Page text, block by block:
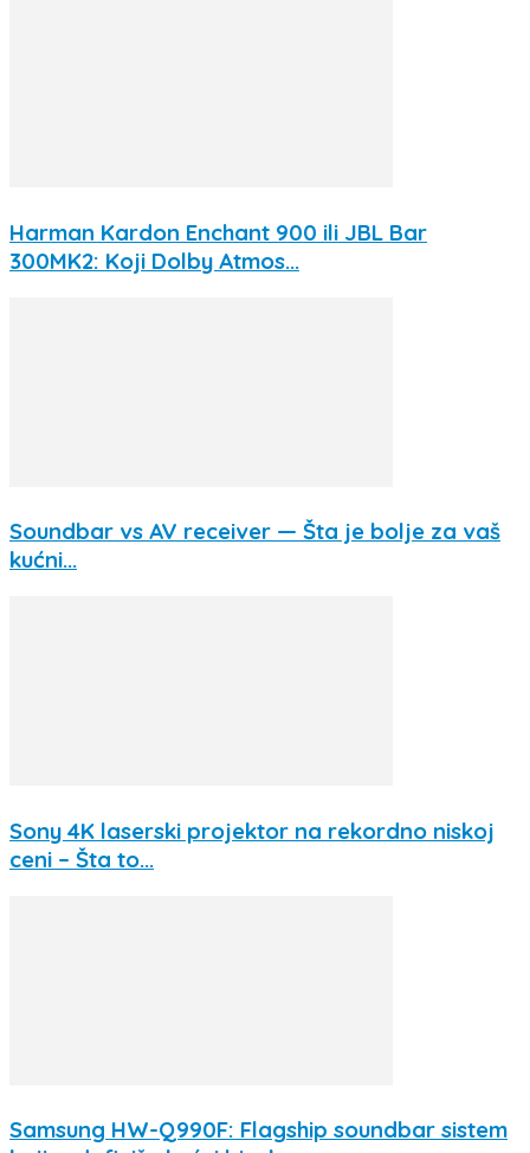
Harman Kardon Enchant 900 ili JBL Bar
300MK2: Koji Dolby Atmos...
Soundbar vs AV receiver — Šta je bolje za vaš
kućni...
Sony 4K laserski projektor na rekordno niskoj
ceni – Šta to...
Samsung HW-Q990F: Flagship soundbar sistem